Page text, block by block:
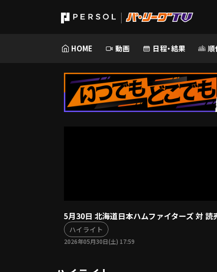
HOME 動画 日程・結果 順
5月30日 北海道日本ハムファイターズ 対
ハイライト
2026年05月30日(土) 17:59